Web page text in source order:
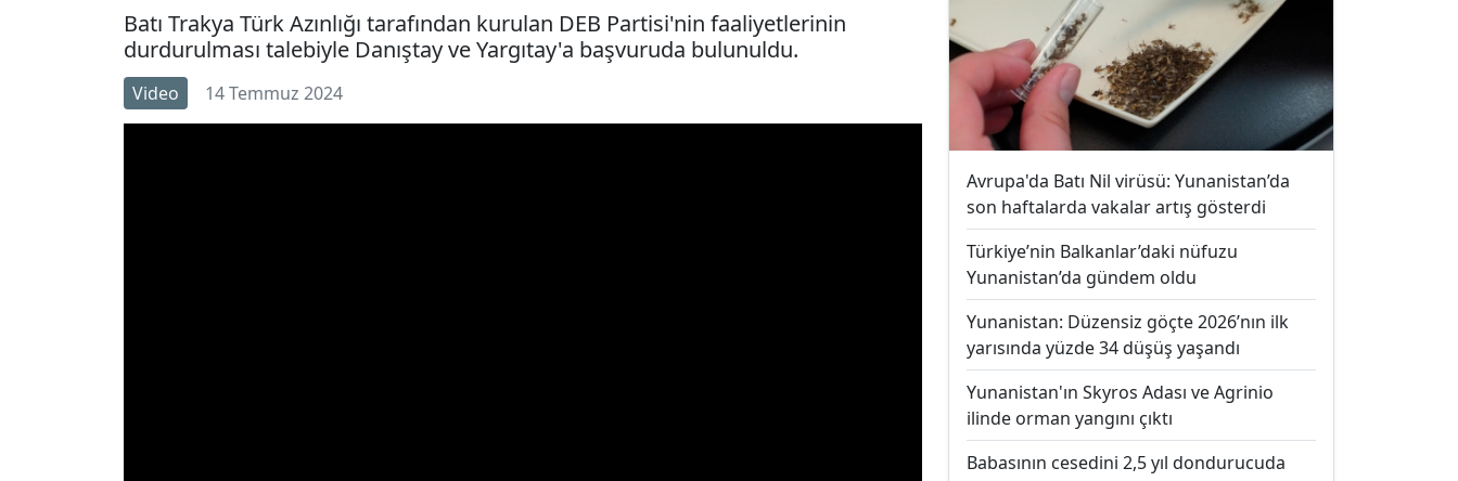
Batı Trakya Türk Azınlığı tarafından kurulan DEB Partisi'nin faaliyetlerinin
durdurulması talebiyle Danıştay ve Yargıtay'a başvuruda bulunuldu.
Video 14 Temmuz 2024
Avrupa'da Batı Nil virüsü: Yunanistan’da
son haftalarda vakalar artış gösterdi
Türkiye’nin Balkanlar’daki nüfuzu
Yunanistan’da gündem oldu
Yunanistan: Düzensiz göçte 2026’nın ilk
yarısında yüzde 34 düşüş yaşandı
Yunanistan'ın Skyros Adası ve Agrinio
ilinde orman yangını çıktı
Babasının cesedini 2,5 yıl dondurucuda